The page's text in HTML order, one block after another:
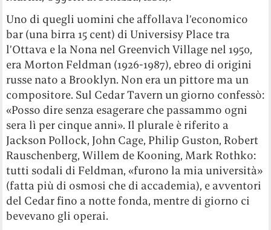
Uno di quegli uomini che affollava l’economico
bar (una birra 15 cent) di Universisy Place tra
l’Ottava e la Nona nel Greenvich Village nel 1950,
era Morton Feldman (1926-1987), ebreo di origini
russe nato a Brooklyn. Non era un pittore ma un
compositore. Sul Cedar Tavern un giorno confessò:
«Posso dire senza esagerare che passammo ogni
sera lì per cinque anni». Il plurale è riferito a
Jackson Pollock, John Cage, Philip Guston, Robert
Rauschenberg, Willem de Kooning, Mark Rothko:
tutti sodali di Feldman, «furono la mia università»
(fatta più di osmosi che di accademia), e avventori
del Cedar fino a notte fonda, mentre di giorno ci
bevevano gli operai.